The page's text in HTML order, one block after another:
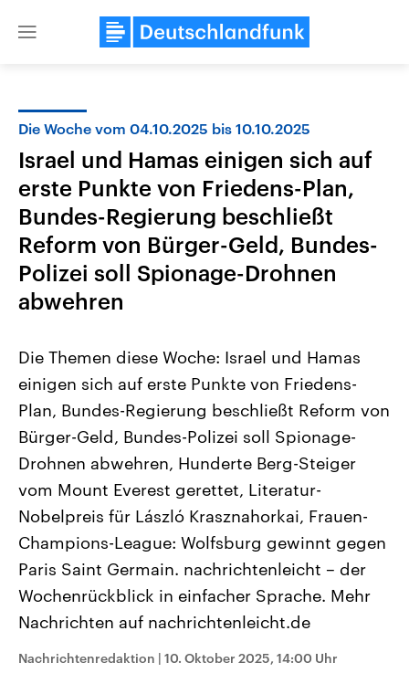
Close
Alle Informationen
Sachsen-Anhalt wählt am 6.
September 2026 einen neuen
Landtag. Seit 2021 wird das
Bundesland von einer Koalition aus
CDU, SPD und FDP regiert.-
Umfragen, Prognosen,
Wahlprogramme, aktuelle Berichte
und Hintergründe zu den Parteien
Wahl.
Hintergründe
Wirtschaftlich und
gehören die Vereinigten
den mächtigsten Ländern
mit großem Einfluss auf
aktuelle Weltgeschehen.
Sendungen Programm Podcasts
Audio-Archiv
Die Woche vom 04.10.2025 bis 10.10.2025
Israel und Hamas einigen sich auf
erste Punkte von Friedens-Plan,
Bundes-Regierung beschließt
Reform von Bürger-Geld, Bundes-
Polizei soll Spionage-Drohnen
abwehren
Die Themen diese Woche: Israel und Hamas
einigen sich auf erste Punkte von Friedens-
Plan, Bundes-Regierung beschließt Reform von
Bürger-Geld, Bundes-Polizei soll Spionage-
Drohnen abwehren, Hunderte Berg-Steiger
vom Mount Everest gerettet, Literatur-
Nobelpreis für László Krasznahorkai, Frauen-
Champions-League: Wolfsburg gewinnt gegen
Paris Saint Germain. nachrichtenleicht – der
Wochenrückblick in einfacher Sprache. Mehr
Nachrichten auf nachrichtenleicht.de
Nachrichtenredaktion | 10. Oktober 2025, 14:00 Uhr